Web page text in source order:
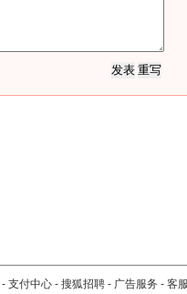
- 支付中心 - 搜狐招聘 - 广告服务 - 客